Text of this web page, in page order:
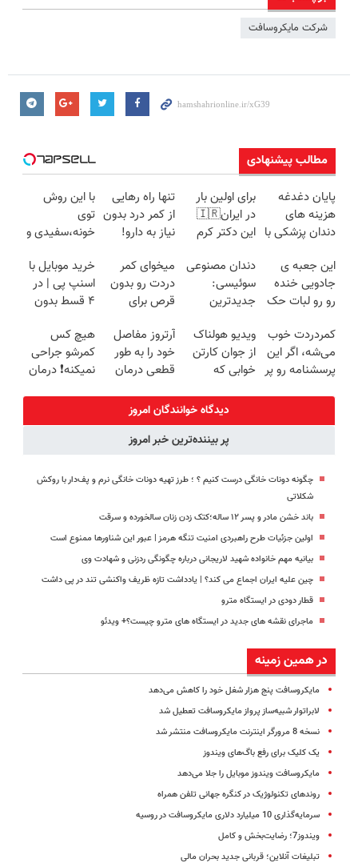
شرکت مایکروسافت
مطالب پیشنهادی
پایان دغدغه
هزینه های
دندان پزشکی با
کننده خانگی
برای اولین بار
در ایران🇮🇷
این دکتر کرم
روزه ساخت!
تنها راه رهایی
از کمر درد بدون
نیاز به دارو!
با این روش
توی
خونه،سفیدی و
برگردون
(40%off)
این جعبه ی
جادویی خنده
رو رو لبات حک
خرید40%تخفیف
دندان مصنوعی
سوئیسی:
جدیدترین
سبک و مقاوم |
پرداخت قسطی
میخوای کمر
دردت رو بدون
قرص برای
کنی؟
(◂پرسش‌نامه
رو پر کن)
خرید موبایل با
اسنپ پی | در
۴ قسط بدون
کمردردت خوب
می‌شه، اگر این
پرسشنامه رو پر
ویدیو هولناک
از جوان کارتن
خوابی که
آموزش رایگان
آرتروز مفاصل
خود را به طور
قطعی درمان
◗پرسش‌نامه◖
هیچ کس
کمرشو جراحی
نمیکنه❗ درمان
(پرسشنامه)
دیدگاه خوانندگان امروز
پر بیننده‌ترین خبر امروز
چگونه دونات خانگی درست کنیم ؟ ؛ طرز تهیه دونات خانگی نرم و پف‌دار با روکش
شکلاتی
باند خشن مادر و پسر ۱۲ ساله؛‌کتک زدن زنان‌ سالخورده و سرقت
اولین جزئیات طرح راهبردی امنیت تنگه هرمز | عبور این شناورها ممنوع است
بیانیه مهم خانواده شهید لاریجانی درباره چگونگی ردزنی و شهادت وی
چین علیه ایران اجماع می کند؟ | یادداشت تازه ظریف واکنشی تند در پی داشت
قطار دودی در ایستگاه مترو
ماجرای نقشه های جدید در ایستگاه های مترو چیست؟+ ویدئو
در همین زمینه
مایکروسافت پنج هزار شغل خود را کاهش می‌دهد
لابراتوار شبیه‌ساز پرواز مایکروسافت تعطیل شد
نسخه 8 مرورگر اینترنت مایکروسافت منتشر شد
یک کلیک برای رفع باگ‌های ویندوز
مایکروسافت ویندوز موبایل را جلا می‌دهد
روندهای تکنولوژیک در کنگره جهانی تلفن همراه
سرمایه‌گذاری 10 میلیارد دلاری مایکروسافت در روسیه
ویندوز7؛ رضایت‌بخش و کامل
تبلیغات آنلاین؛ قربانی جدید بحران مالی